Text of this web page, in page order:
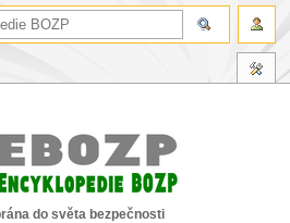
do světa bezpečnosti